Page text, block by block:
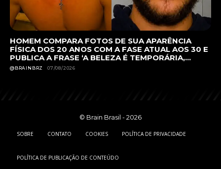
HOMEM COMPARA FOTOS DE SUA APARÊNCIA
FÍSICA DOS 20 ANOS COM A FASE ATUAL AOS 30 E
PUBLICA A FRASE ‘A BELEZA É TEMPORÁRIA,...
@BRAINBRZ 07/08/2026
© Brain Brasil - 2026
SOBRE CONTATO COOKIES POLÍTICA DE PRIVACIDADE
POLÍTICA DE PUBLICAÇÃO DE CONTEÚDO